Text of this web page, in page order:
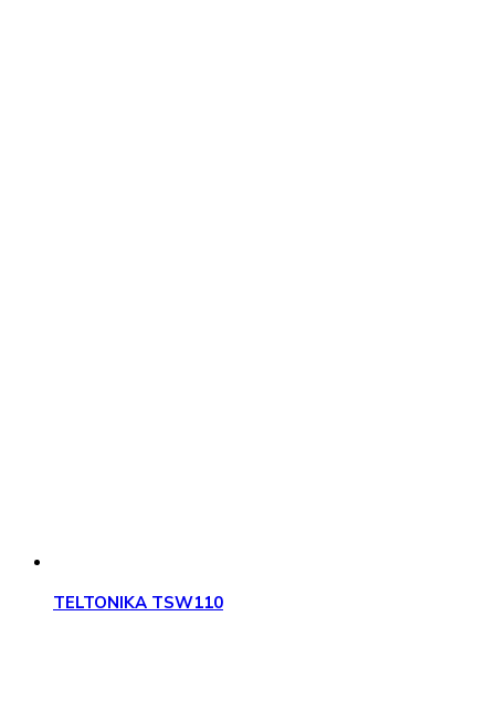
TELTONIKA TSW110